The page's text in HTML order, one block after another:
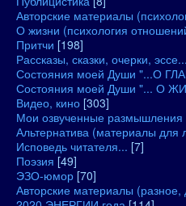
Авторские материалы
О жизни (психология
Притчи [198]
Рассказы, сказки, очерки,
Состояния моей Души "...О
Состояния моей Души "... О
Видео, кино [303]
Мои озвученные размышления
Альтернатива (материалы для
Исповедь читателя... [7]
Поэзия [49]
ЭЗО-юмор [70]
Авторские материалы (разное,